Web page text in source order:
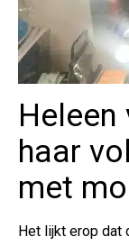
haar
met
Het lijkt erop dat